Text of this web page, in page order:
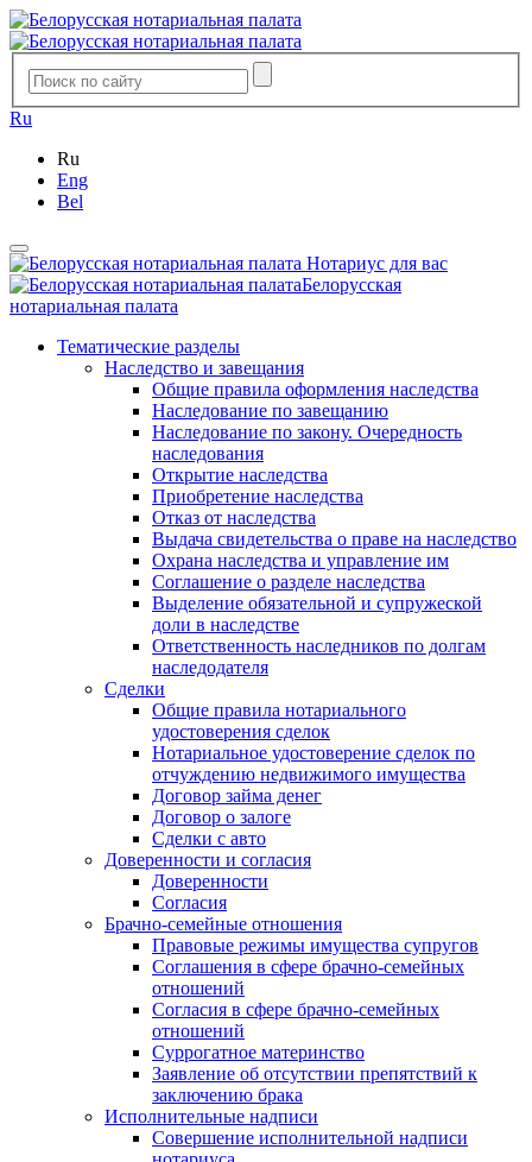
Ru
Ru
Eng
Bel
Нотариус для вас
Белорусская
нотариальная палата
Тематические разделы
Наследство и завещания
Общие правила оформления наследства
Наследование по завещанию
Наследование по закону. Очередность
наследования
Открытие наследства
Приобретение наследства
Отказ от наследства
Выдача свидетельства о праве на наследство
Охрана наследства и управление им
Соглашение о разделе наследства
Выделение обязательной и супружеской
доли в наследстве
Ответственность наследников по долгам
наследодателя
Сделки
Общие правила нотариального
удостоверения сделок
Нотариальное удостоверение сделок по
отчуждению недвижимого имущества
Договор займа денег
Договор о залоге
Сделки с авто
Доверенности и согласия
Доверенности
Согласия
Брачно-семейные отношения
Правовые режимы имущества супругов
Соглашения в сфере брачно-семейных
отношений
Согласия в сфере брачно-семейных
отношений
Суррогатное материнство
Заявление об отсутствии препятствий к
заключению брака
Исполнительные надписи
Совершение исполнительной надписи